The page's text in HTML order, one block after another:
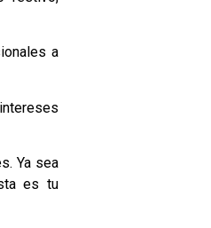
a
Ya sea
es tu